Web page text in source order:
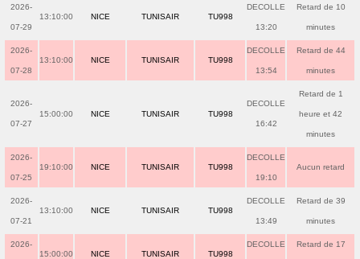
2026-
07-29
13:10:00 NICE TUNISAIR TU998
DECOLLE
13:20
Retard de 10
minutes
2026-
07-28
13:10:00 NICE TUNISAIR TU998
DECOLLE
13:54
Retard de 44
minutes
2026-
07-27
15:00:00 NICE TUNISAIR TU998
DECOLLE
16:42
Retard de 1
heure et 42
minutes
2026-
07-25
19:10:00 NICE TUNISAIR TU998
DECOLLE
19:10
Aucun retard
2026-
07-21
13:10:00 NICE TUNISAIR TU998
DECOLLE
13:49
Retard de 39
minutes
2026-
15:00:00 NICE TUNISAIR TU998
DECOLLE Retard de 17